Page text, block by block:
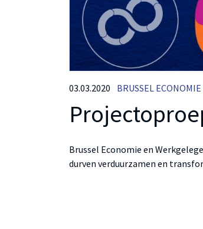
03.03.2020 BRUSSEL
Brussel Economie en
durven verduurzamen en